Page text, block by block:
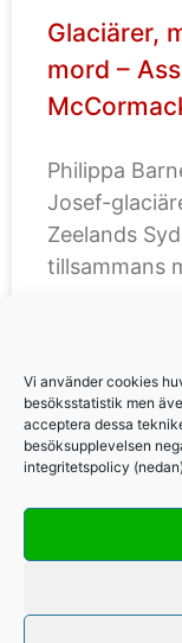
Vi använder cookies
besöksstatistik men
acceptera dessa
besöksupplevelsen
integritetspolicy
Glaciärer,
mord –
Philippa
Josef-
Zeelands
tillsammans
Copyright Per